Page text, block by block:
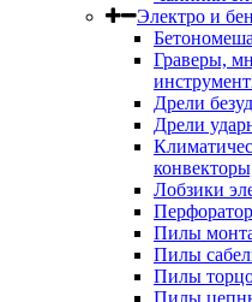
Электро и
Граверы,
Дрели
Дрели
Лобзики
Пилы
Пилы
Пилы
Пилы